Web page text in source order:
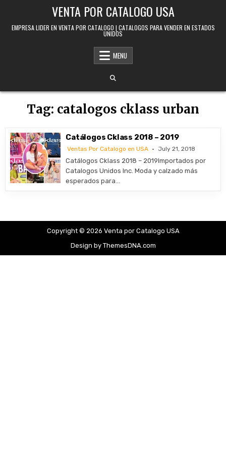
VENTA POR CATALOGO USA
EMPRESA LIDER EN VENTA POR CATALOGO | CATALOGOS PARA VENDER EN ESTADOS
UNIDOS
MENU
Tag: catalogos cklass urban
Catálogos Cklass 2018 – 2019
Ventas Por Catalogo en USA July 21, 2018
Catálogos Cklass 2018 – 2019Importados por
Catalogos Unidos Inc. Moda y calzado más
esperados para…
Copyright © 2026 Venta por Catalogo USA
Design by ThemesDNA.com